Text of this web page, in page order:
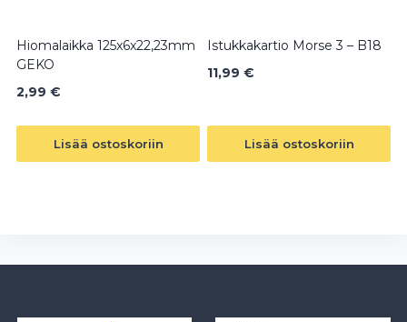
Hiomalaikka 125x6x22,23mm
GEKO
2,99 €
Lisää ostoskoriin
Istukkakartio Morse 3 – B18
11,99 €
Lisää ostoskoriin